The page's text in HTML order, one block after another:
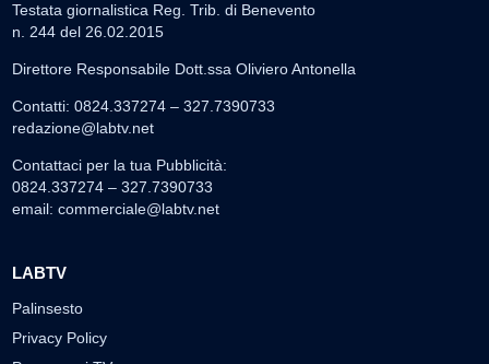
Testata giornalistica Reg. Trib. di Benevento
n. 244 del 26.02.2015
Direttore Responsabile Dott.ssa Oliviero Antonella
Contatti: 0824.337274 – 327.7390733
redazione@labtv.net
Contattaci per la tua Pubblicità:
0824.337274 – 327.7390733
email: commerciale@labtv.net
LABTV
Palinsesto
Privacy Policy